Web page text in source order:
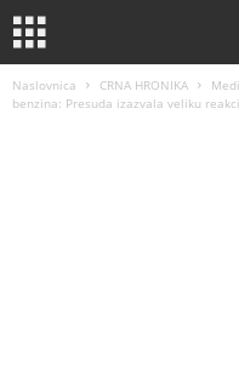
Naslovnica CRNA HRONIKA
benzina: Presuda izazvala veliku